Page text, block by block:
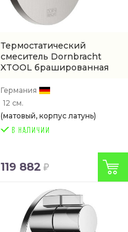
Термостатический
смеситель Dornbracht
XTOOL брашированная
(36503979-06)
Германия
12 см.
(матовый, корпус латунь)
119 882